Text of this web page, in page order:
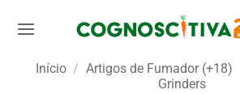
Início / Artigos de Fumador (+18)
Grinders